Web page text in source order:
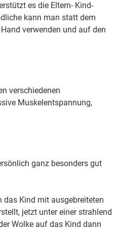
es die Eltern- Kind-
kann man statt dem
verwenden und auf den
verschiedenen
Muskelentspannung,
ganz besonders gut
das Kind mit ausgebreiteten
jetzt unter einer strahlend
Wolke auf das Kind dann